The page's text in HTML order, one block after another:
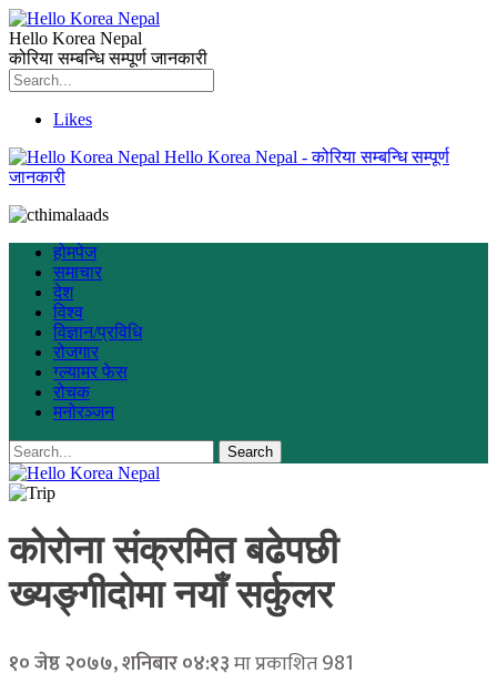
Hello Korea Nepal
कोरिया सम्बन्धि सम्पूर्ण जानकारी
Likes
Hello Korea Nepal - कोरिया सम्बन्धि सम्पूर्ण
जानकारी
होमपेज
समाचार
देश
विश्व
विज्ञान/प्रविधि
रोजगार
ग्ल्यामर फेस
रोचक
मनोरञ्जन
कोरोना संक्रमित बढेपछी
ख्यङ्गीदोमा नयाँ सर्कुलर
१० जेष्ठ २०७७, शनिबार ०४:१३मा प्रकाशित981